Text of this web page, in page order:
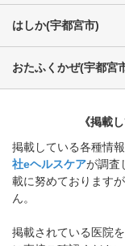
はしか(宇都宮市)
おたふくかぜ(宇都宮
《掲載
掲載している各種情
社eヘルスケアが調査
載に努めております
ん。
掲載されている医院